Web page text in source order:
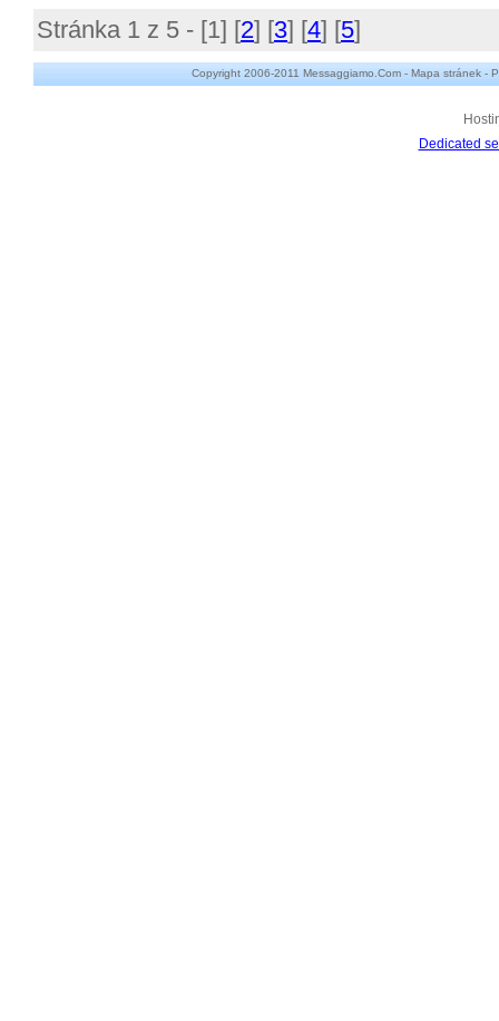
Stránka 1 z 5 - [1] [2] [3] [4] [5]
Copyright 2006-2011 Messaggiamo.Com - Mapa stránek -
Dedicated